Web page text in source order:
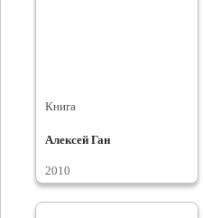
Книга
Алексей Ган
2010